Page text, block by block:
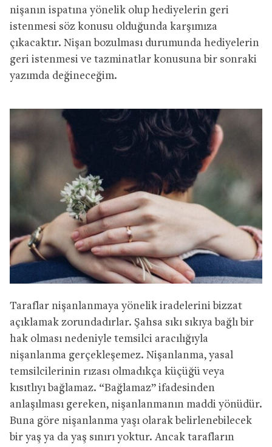
nişanın ispatına yönelik olup hediyelerin geri
istenmesi söz konusu olduğunda karşımıza
çıkacaktır. Nişan bozulması durumunda hediyelerin
geri istenmesi ve tazminatlar konusuna bir sonraki
yazımda değineceğim.
Taraflar nişanlanmaya yönelik iradelerini bizzat
açıklamak zorundadırlar. Şahsa sıkı sıkıya bağlı bir
hak olması nedeniyle temsilci aracılığıyla
nişanlanma gerçekleşemez. Nişanlanma, yasal
temsilcilerinin rızası olmadıkça küçüğü veya
kısıtlıyı bağlamaz. “Bağlamaz” ifadesinden
anlaşılması gereken, nişanlanmanın maddi yönüdür.
Buna göre nişanlanma yaşı olarak belirlenebilecek
bir yaş ya da yaş sınırı yoktur. Ancak tarafların